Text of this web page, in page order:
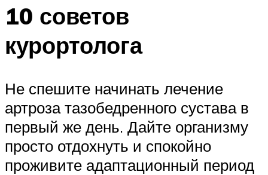
ОЧИСТКА БАССЕЙНОВ
МЕНЮ
10 советов
курортолога
Не спешите начинать лечение
артроза тазобедренного сустава в
первый же день. Дайте организму
просто отдохнуть и спокойно
проживите адаптационный период